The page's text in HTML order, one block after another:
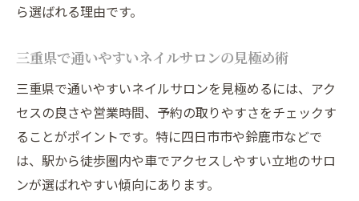
ら選ばれる理由です。
三重県で通いやすいネイルサロンの見極め術
三重県で通いやすいネイルサロンを見極めるには、アク
セスの良さや営業時間、予約の取りやすさをチェックす
ることがポイントです。特に四日市市や鈴鹿市などで
は、駅から徒歩圏内や車でアクセスしやすい立地のサロ
ンが選ばれやすい傾向にあります。